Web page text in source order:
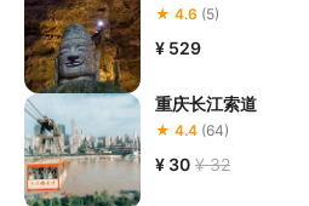
★ 4.6 (5)
¥ 529
重庆长江索道
★ 4.4 (64)
¥ 30 ¥ 32